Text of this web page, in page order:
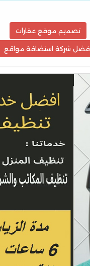
تصميم موقع عقارات
افضل شركة استضافة مواقع